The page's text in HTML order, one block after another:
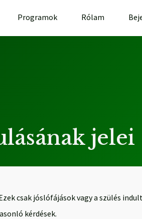
Programok Rólam
jelei
csak jóslófájások vagy a szülés
kérdések.